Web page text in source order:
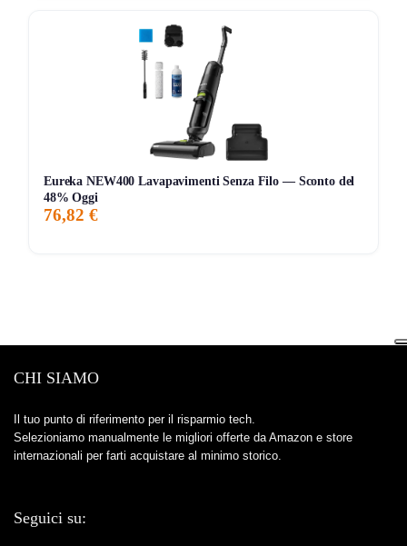
Eureka E20 Evo Plus rappresenta un’ottima scelta per chi
desidera un dispositivo potente e intelligente per la propria
casa. La combinazione di caratteristiche innovative e
facilità d’uso lo rendono un acquisto consigliato. Se stai
cercando un alleato per le pulizie quotidiane, questo è il
Storico Prezzo
Eureka NEW400 Lavapavimenti Senza Filo — Sconto del
48% Oggi
76,82 €
CHI SIAMO
Il tuo punto di riferimento per il risparmio tech.
Selezioniamo manualmente le migliori offerte da Amazon e store
internazionali per farti acquistare al minimo storico.
Seguici su: